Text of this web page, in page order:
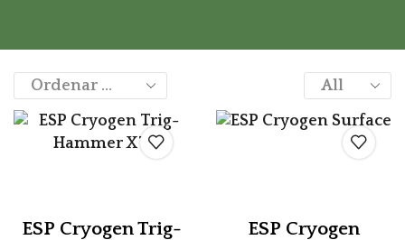
ESP Cryogen Trig-
ESP Cryogen